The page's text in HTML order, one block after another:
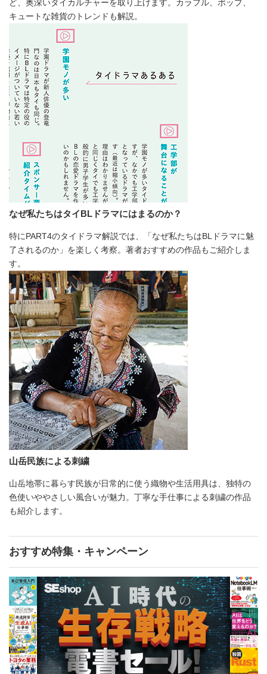
ど、奥深いタイカルチャーを取り上げます。カラフル、ポップ、
キュートな雑貨のトレンドも解説。
なぜ私たちはタイBLドラマにはまるのか？
特にPART4のタイドラマ解説では、「なぜ私たちはBLドラマに魅
了されるのか」を楽しく考察。著者おすすめの作品もご紹介しま
す。
山岳民族による刺繍
山岳地帯に暮らす民族が日常的に使う織物や生活用具は、独特の
色使いややさしい風合いが魅力。丁寧な手仕事による刺繍の作品
も紹介します。
おすすめ特集・キャンペーン